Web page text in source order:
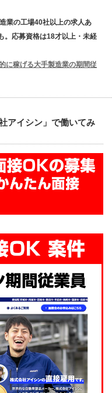
業の工場40社以上の求人あ
。応募資格は18才以上・未経
に稼げる大手製造業の期間従
アイシン」で働いてみ